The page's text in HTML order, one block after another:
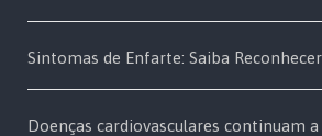
Sintomas de Enfarte: Saiba
Doenças cardiovasculares continuam a